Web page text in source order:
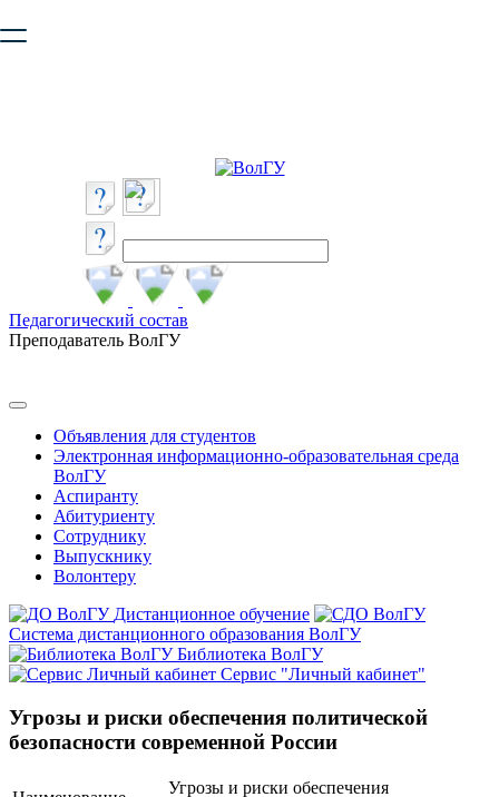
безопасную работу с сайтом. Пожалуйста
Педагогический состав
Преподаватель ВолГУ
Объявления для студентов
Электронная информационно-образовательная среда
ВолГУ
Аспиранту
Абитуриенту
Сотруднику
Выпускнику
Волонтеру
Дистанционное обучение
Система дистанционного образования ВолГУ
Библиотека ВолГУ
Сервис "Личный кабинет"
Угрозы и риски обеспечения политической
безопасности современной России
Угрозы и риски обеспечения